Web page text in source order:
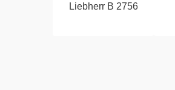
Liebherr B 2756